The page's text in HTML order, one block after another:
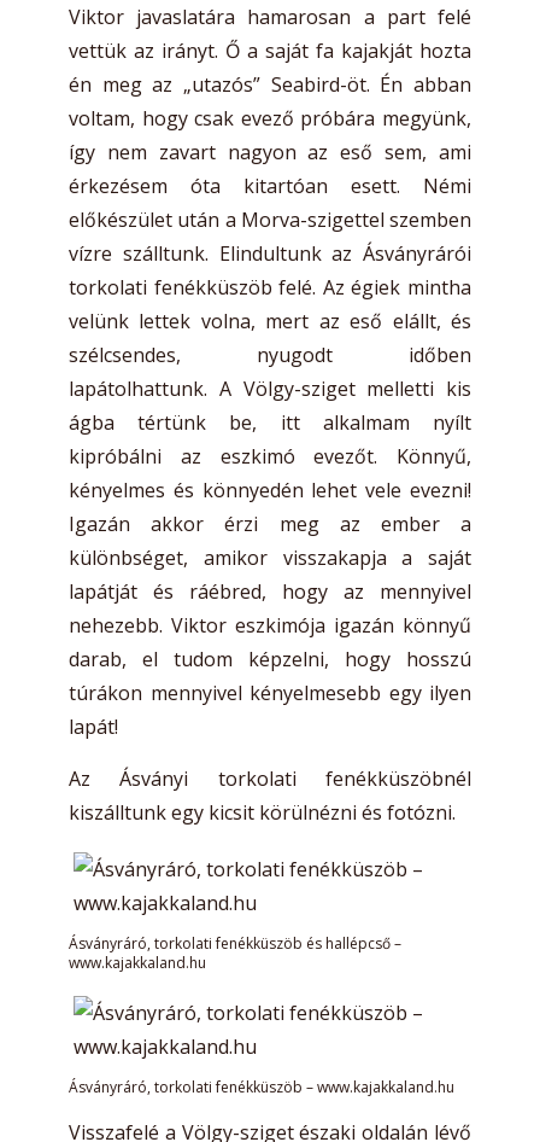
Viktor javaslatára hamarosan a part felé
vettük az irányt. Ő a saját fa kajakját hozta
én meg az „utazós” Seabird-öt. Én abban
voltam, hogy csak evező próbára megyünk,
így nem zavart nagyon az eső sem, ami
érkezésem óta kitartóan esett. Némi
előkészület után a Morva-szigettel szemben
vízre szálltunk. Elindultunk az Ásványrárói
torkolati fenékküszöb felé. Az égiek mintha
velünk lettek volna, mert az eső elállt, és
szélcsendes, nyugodt időben
lapátolhattunk. A Völgy-sziget melletti kis
ágba tértünk be, itt alkalmam nyílt
kipróbálni az eszkimó evezőt. Könnyű,
kényelmes és könnyedén lehet vele evezni!
Igazán akkor érzi meg az ember a
különbséget, amikor visszakapja a saját
lapátját és ráébred, hogy az mennyivel
nehezebb. Viktor eszkimója igazán könnyű
darab, el tudom képzelni, hogy hosszú
túrákon mennyivel kényelmesebb egy ilyen
lapát!
Az Ásványi torkolati fenékküszöbnél
kiszálltunk egy kicsit körülnézni és fotózni.
Ásványráró, torkolati fenékküszöb és hallépcső –
www.kajakkaland.hu
Ásványráró, torkolati fenékküszöb – www.kajakkaland.hu
Visszafelé a Völgy-sziget északi oldalán lévő